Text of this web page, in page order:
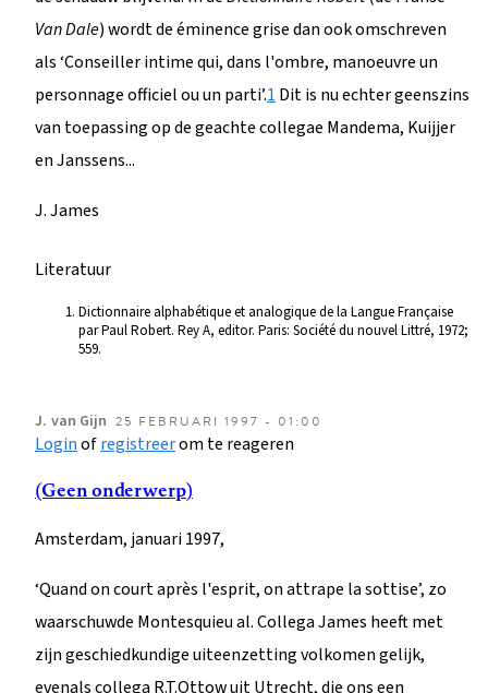
Van Dale) wordt de éminence grise dan ook omschreven
als ‘Conseiller intime qui, dans l'ombre, manoeuvre un
personnage officiel ou un parti’.1 Dit is nu echter geenszins
van toepassing op de geachte collegae Mandema, Kuijjer
en Janssens...
J. James
Literatuur
Dictionnaire alphabétique et analogique de la Langue Française
par Paul Robert. Rey A, editor. Paris: Société du nouvel Littré, 1972;
559.
J. van Gijn 25 FEBRUARI 1997 - 01:00
Loginofregistreerom te reageren
(Geen onderwerp)
Amsterdam, januari 1997,
‘Quand on court après l'esprit, on attrape la sottise’, zo
waarschuwde Montesquieu al. Collega James heeft met
zijn geschiedkundige uiteenzetting volkomen gelijk,
evenals collega R.T.Ottow uit Utrecht, die ons een